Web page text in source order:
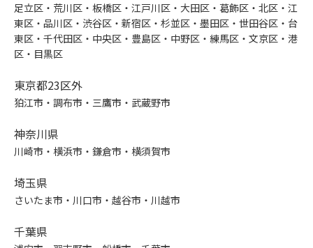
足立区・荒川区・板橋区・江戸川区・大田区・葛飾区・北区・江
東区・品川区・渋谷区・新宿区・杉並区・墨田区・世田谷区・台
東区・千代田区・中央区・豊島区・中野区・練馬区・文京区・港
区・目黒区
東京都23区外
狛江市・調布市・三鷹市・武蔵野市
神奈川県
川崎市・横浜市・鎌倉市・横須賀市
埼玉県
さいたま市・川口市・越谷市・川越市
千葉県